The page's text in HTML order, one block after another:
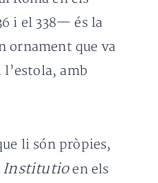
i el 338— és la
ornament que va
l’estola, amb
li són pròpies,
Institutio en els